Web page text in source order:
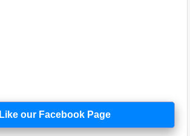
Like our Facebook Page